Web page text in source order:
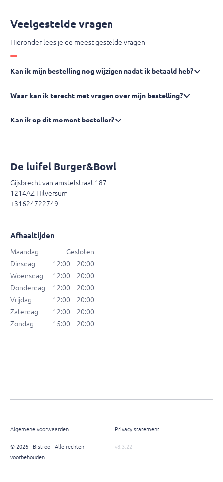
Veelgestelde vragen
Hieronder lees je de meest gestelde vragen
Kan ik mijn bestelling nog wijzigen nadat ik betaald heb?
Waar kan ik terecht met vragen over mijn bestelling?
Kan ik op dit moment bestellen?
De luifel Burger&Bowl
Gijsbrecht van amstelstraat 187
1214AZ Hilversum
+31624722749
Afhaaltijden
Maandag
Gesloten
Dinsdag
12:00 – 20:00
Woensdag
12:00 – 20:00
Donderdag
12:00 – 20:00
Vrijdag
12:00 – 20:00
Zaterdag
12:00 – 20:00
Zondag
15:00 – 20:00
Algemene voorwaarden Privacy statement
© 2026 - Bistroo - Alle rechten
voorbehouden
v8.3.22